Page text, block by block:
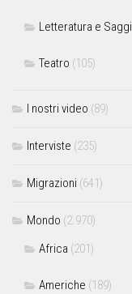
Letteratura e Saggi
Teatro (105)
I nostri video (89)
Interviste (235)
Migrazioni (641)
Mondo (2.970)
Africa (201)
Americhe (189)